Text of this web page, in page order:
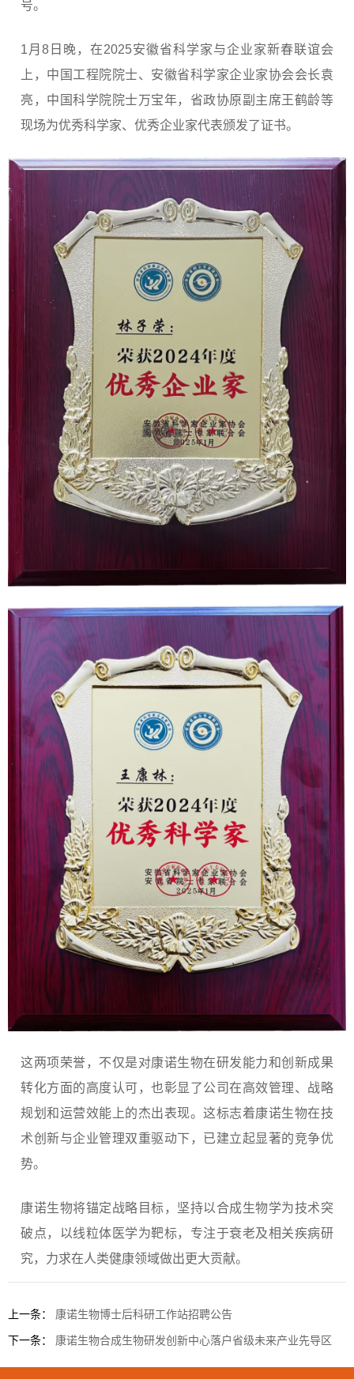
号。
1月8日晚，在2025安徽省科学家与企业家新春联谊会
上，中国工程院院士、安徽省科学家企业家协会会长袁
亮，中国科学院院士万宝年，省政协原副主席王鹤龄等
现场为优秀科学家、优秀企业家代表颁发了证书。
这两项荣誉，不仅是对康诺生物在研发能力和创新成果
转化方面的高度认可，也彰显了公司在高效管理、战略
规划和运营效能上的杰出表现。这标志着康诺生物在技
术创新与企业管理双重驱动下，已建立起显著的竞争优
势。
康诺生物将锚定战略目标，坚持以合成生物学为技术突
破点，以线粒体医学为靶标，专注于衰老及相关疾病研
究，力求在人类健康领域做出更大贡献。
上一条： 康诺生物博士后科研工作站招聘公告
下一条： 康诺生物合成生物研发创新中心落户省级未来产业先导区